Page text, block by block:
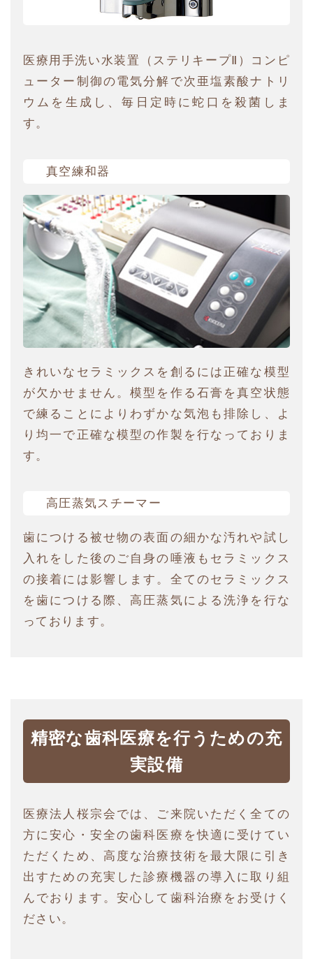
医療用手洗い水装置（ステリキープⅡ）コンピ
ューター制御の電気分解で次亜塩素酸ナトリ
ウムを生成し、毎日定時に蛇口を殺菌しま
す。
真空練和器
きれいなセラミックスを創るには正確な模型
が欠かせません。模型を作る石膏を真空状態
で練ることによりわずかな気泡も排除し、よ
り均一で正確な模型の作製を行なっておりま
す。
高圧蒸気スチーマー
歯につける被せ物の表面の細かな汚れや試し
入れをした後のご自身の唾液もセラミックス
の接着には影響します。全てのセラミックス
を歯につける際、高圧蒸気による洗浄を行な
っております。
精密な歯科医療を行うための充
実設備
医療法人桜宗会では、ご来院いただく全ての
方に安心・安全の歯科医療を快適に受けてい
ただくため、高度な治療技術を最大限に引き
出すための充実した診療機器の導入に取り組
んでおります。安心して歯科治療をお受けく
ださい。